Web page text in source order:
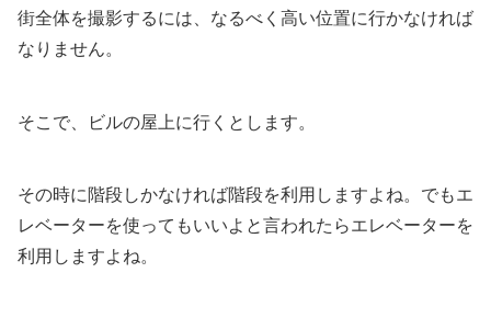
街全体を撮影するには、なるべく高い位置に行かなければ
なりません。
そこで、ビルの屋上に行くとします。
その時に階段しかなければ階段を利用しますよね。でもエ
レベーターを使ってもいいよと言われたらエレベーターを
利用しますよね。